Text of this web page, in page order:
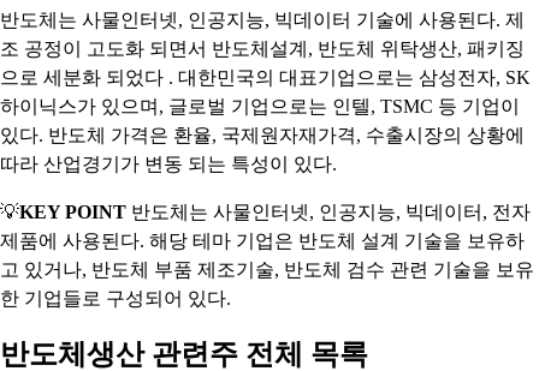
반도체는 사물인터넷, 인공지능, 빅데이터 기술에 사용된다. 제
조 공정이 고도화 되면서 반도체설계, 반도체 위탁생산, 패키징
으로 세분화 되었다 . 대한민국의 대표기업으로는 삼성전자, SK
하이닉스가 있으며, 글로벌 기업으로는 인텔, TSMC 등 기업이
있다. 반도체 가격은 환율, 국제원자재가격, 수출시장의 상황에
따라 산업경기가 변동 되는 특성이 있다.
💡KEY POINT 반도체는 사물인터넷, 인공지능, 빅데이터, 전자
제품에 사용된다. 해당 테마 기업은 반도체 설계 기술을 보유하
고 있거나, 반도체 부품 제조기술, 반도체 검수 관련 기술을 보유
한 기업들로 구성되어 있다.
반도체생산 관련주 전체 목록